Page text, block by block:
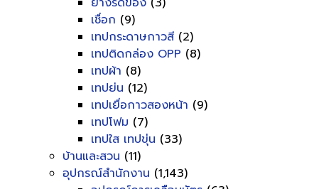
เชื่อก (9)
เทปกระดาษกาวสี (2)
เทปติดกล่อง OPP (8)
เทปผ้า (8)
เทปย่น (12)
เทปเยื่อกาวสองหน้า (9)
เทปโฟม (7)
เทปใส เทปขุ่น (33)
บ้านและสวน (11)
อุปกรณ์สำนักงาน (1,143)